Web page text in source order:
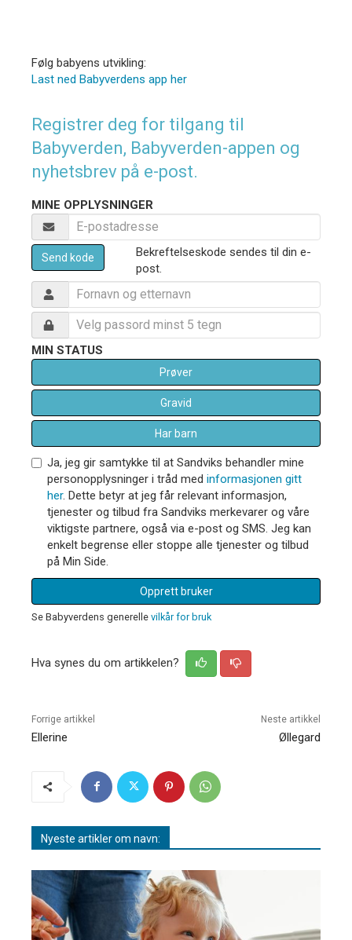
Følg babyens utvikling:
Last ned Babyverdens app her
Registrer deg for tilgang til
Babyverden, Babyverden-appen og
nyhetsbrev på e-post.
MINE OPPLYSNINGER
Send kode
Bekreftelseskode sendes til din e-
post.
MIN STATUS
Prøver
Gravid
Har barn
Ja, jeg gir samtykke til at Sandviks behandler mine
personopplysninger i tråd med informasjonen gitt
her. Dette betyr at jeg får relevant informasjon,
tjenester og tilbud fra Sandviks merkevarer og våre
viktigste partnere, også via e-post og SMS. Jeg kan
enkelt begrense eller stoppe alle tjenester og tilbud
på Min Side.
Opprett bruker
Se Babyverdens generelle vilkår for bruk
Hva synes du om artikkelen?
Forrige artikkel
Ellerine
Neste artikkel
Øllegard
Nyeste artikler om navn: